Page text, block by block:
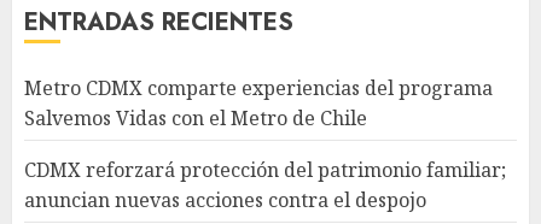
ENTRADAS RECIENTES
Metro CDMX comparte experiencias del programa
Salvemos Vidas con el Metro de Chile
CDMX reforzará protección del patrimonio familiar;
anuncian nuevas acciones contra el despojo